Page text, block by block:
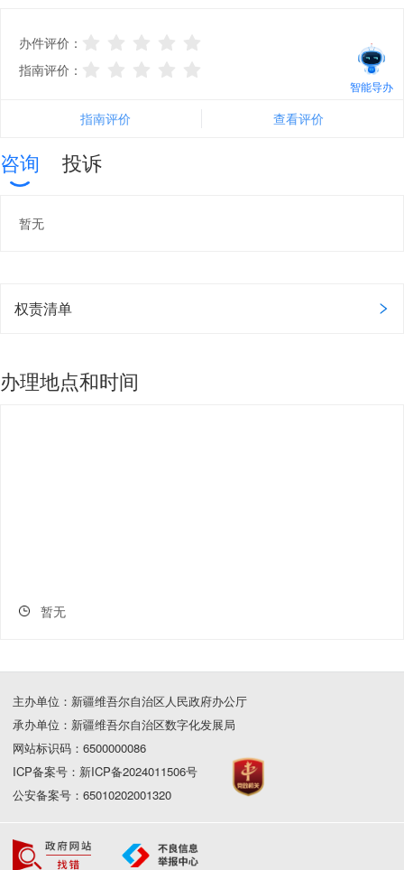
智能导办
办件评价：
指南评价：
指南评价 查看评价
咨询 投诉
暂无
权责清单
办理地点和时间
暂无
主办单位：新疆维吾尔自治区人民政府办公厅
承办单位：新疆维吾尔自治区数字化发展局
网站标识码：6500000086
ICP备案号：新ICP备2024011506号
公安备案号：65010202001320